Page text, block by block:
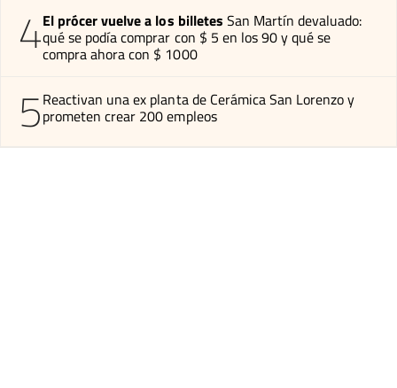
4El prócer vuelve a los billetes San Martín devaluado:
qué se podía comprar con $ 5 en los 90 y qué se
compra ahora con $ 1000
5Reactivan una ex planta de Cerámica San Lorenzo y
prometen crear 200 empleos